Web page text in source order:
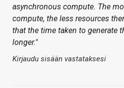
asynchronous compute. The
compute, the less resources
that the time taken to generate
longer."
Kirjaudu sisään vastataksesi